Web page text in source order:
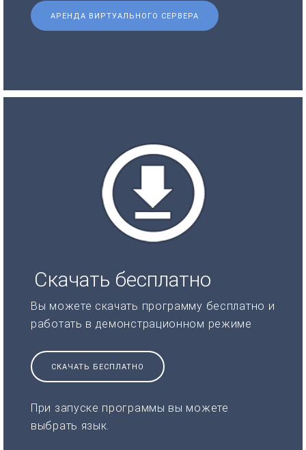
АРЕНДА ВИРТУАЛЬНОГО СЕРВЕРА
Скачать бесплатно
Вы можете скачать программу бесплатно и
работать в демонстрационном режиме
СКАЧАТЬ БЕСПЛАТНО
При запуске программы вы можете
выбрать язык.